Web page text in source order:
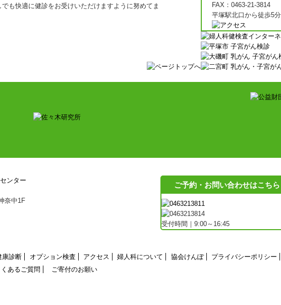
も快適に健診をお受けいただけますように努めてま
FAX：0463-21-3814
平塚駅北口から徒歩5分
奈中1F
ご予約・お問い合わせはこちら
受付時間｜9:00～16:45
康診断 オプション検査 アクセス 婦人科について 協会けんぽ プライバシーポリシー
くあるご質問
ご寄付のお願い